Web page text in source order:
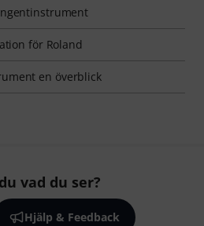
för Roland
en överblick
vad du ser?
Hjälp & Feedback